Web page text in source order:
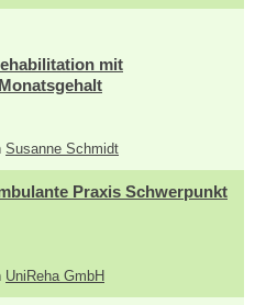
mit
Susanne Schmidt
Praxis Schwerpunkt
UniReha GmbH